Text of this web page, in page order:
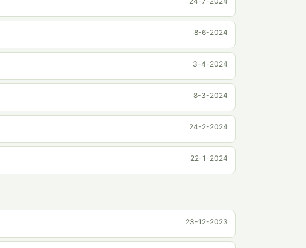
8-6-2024
3-4-2024
8-3-2024
24-2-2024
22-1-2024
23-12-2023